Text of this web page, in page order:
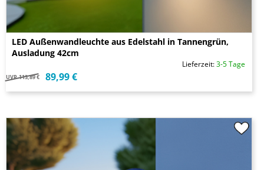
LED Außenwandleuchte aus Edelstahl in Tannengrün,
Ausladung 42cm
Lieferzeit:3-5 Tage
UVP 113,89 € 89,99 €